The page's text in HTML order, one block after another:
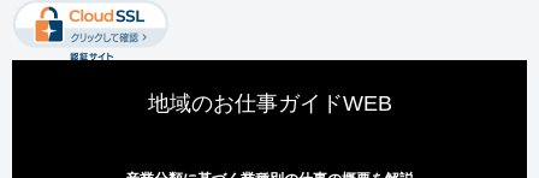
地域のお仕事ガイドWEB